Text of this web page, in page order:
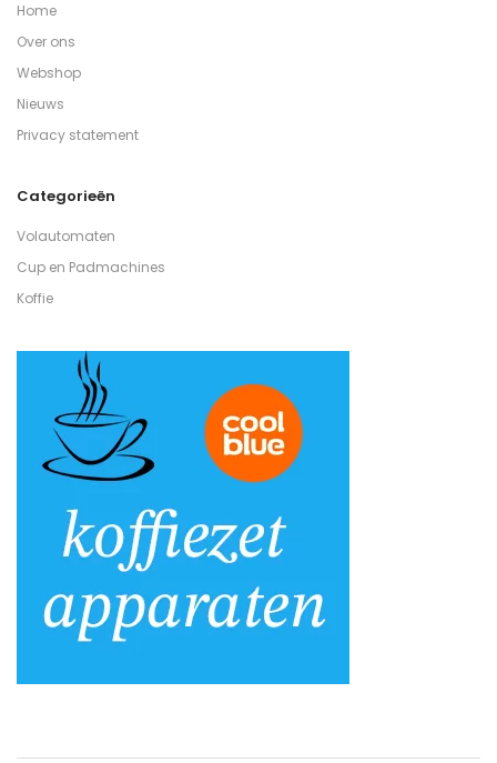
Home
Over ons
Webshop
Nieuws
Privacy statement
Categorieën
Volautomaten
Cup en Padmachines
Koffie